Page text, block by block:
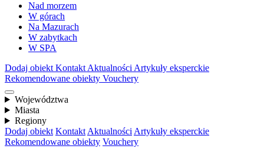
Nad morzem
W górach
Na Mazurach
W zabytkach
W SPA
Dodaj obiekt Kontakt Aktualności Artykuły eksperckie
Rekomendowane obiekty Vouchery
Województwa
Miasta
Regiony
Dodaj obiekt Kontakt Aktualności Artykuły eksperckie
Rekomendowane obiekty Vouchery